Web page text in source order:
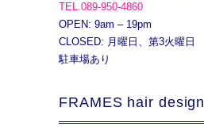
TEL.089-950-4860
OPEN: 9am – 19pm
CLOSED: 月曜日、第3火曜日
駐車場あり
FRAMES hair design